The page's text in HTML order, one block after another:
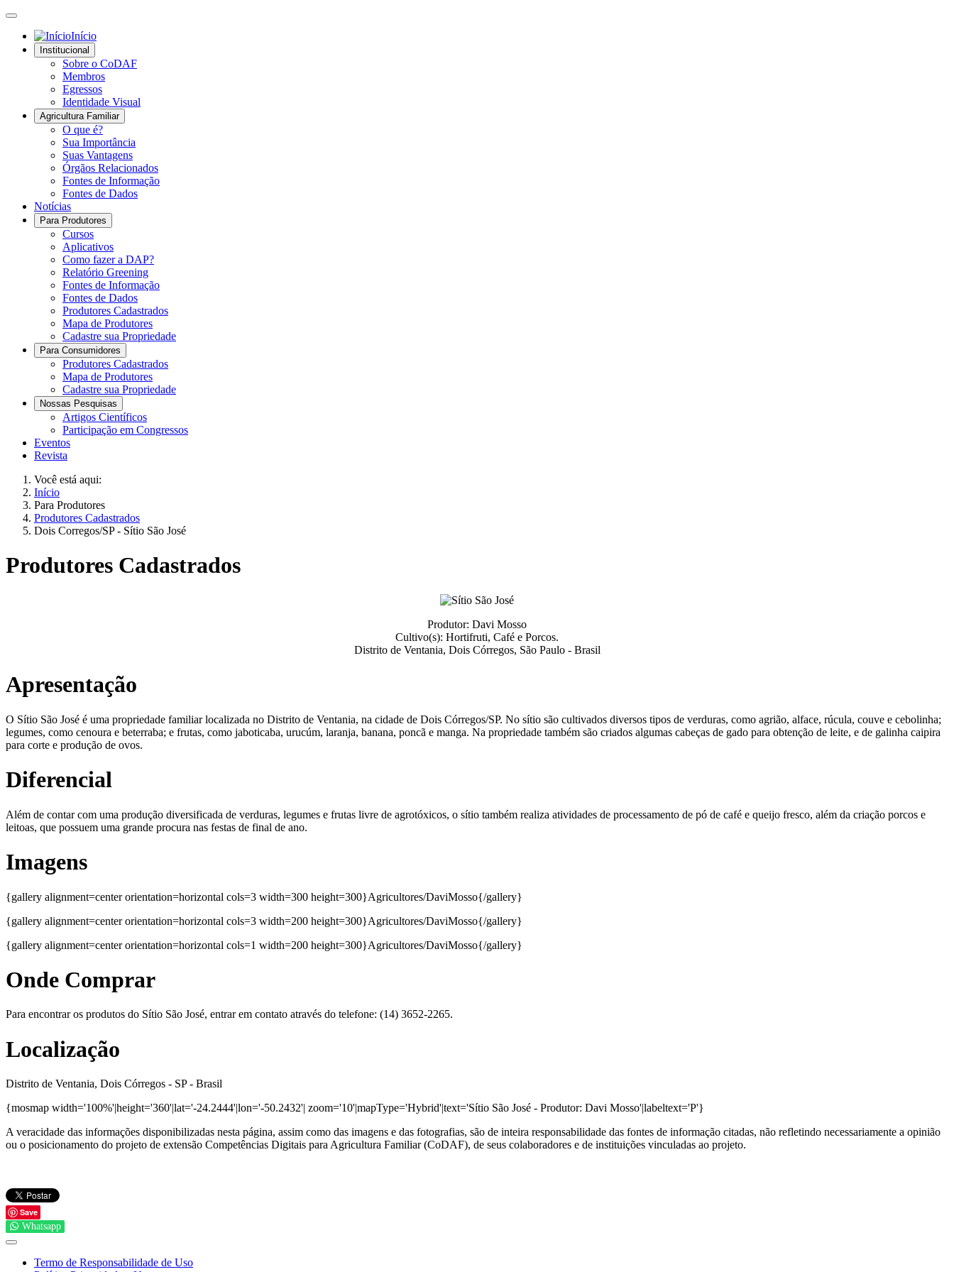
Início
Institucional
Sobre o CoDAF
Membros
Egressos
Identidade Visual
Agricultura Familiar
O que é?
Sua Importância
Suas Vantagens
Órgãos Relacionados
Fontes de Informação
Fontes de Dados
Notícias
Para Produtores
Cursos
Aplicativos
Como fazer a DAP?
Relatório Greening
Fontes de Informação
Fontes de Dados
Produtores Cadastrados
Mapa de Produtores
Cadastre sua Propriedade
Para Consumidores
Produtores Cadastrados
Mapa de Produtores
Cadastre sua Propriedade
Nossas Pesquisas
Artigos Científicos
Participação em Congressos
Eventos
Revista
Você está aqui:
Início
Para Produtores
Produtores Cadastrados
Dois Corregos/SP - Sítio São José
Produtores Cadastrados
Produtor: Davi Mosso
Cultivo(s): Hortifruti, Café e Porcos.
Distrito de Ventania, Dois Córregos, São Paulo - Brasil
Apresentação
O Sítio São José é uma propriedade familiar localizada no Distrito de Ventania, na cidade de Dois Córregos/SP. No sítio são cultivados diversos tipos de verduras, como agrião, alface, rúcula, couve e cebolinha;
legumes, como cenoura e beterraba; e frutas, como jaboticaba, urucúm, laranja, banana, poncã e manga. Na propriedade também são criados algumas cabeças de gado para obtenção de leite, e de galinha caipira
para corte e produção de ovos.
Diferencial
Além de contar com uma produção diversificada de verduras, legumes e frutas livre de agrotóxicos, o sítio também realiza atividades de processamento de pó de café e queijo fresco, além da criação porcos e
leitoas, que possuem uma grande procura nas festas de final de ano.
Imagens
{gallery alignment=center orientation=horizontal cols=3 width=300 height=300}Agricultores/DaviMosso{/gallery}
{gallery alignment=center orientation=horizontal cols=3 width=200 height=300}Agricultores/DaviMosso{/gallery}
{gallery alignment=center orientation=horizontal cols=1 width=200 height=300}Agricultores/DaviMosso{/gallery}
Onde Comprar
Para encontrar os produtos do Sítio São José, entrar em contato através do telefone: (14) 3652-2265.
Localização
Distrito de Ventania, Dois Córregos - SP - Brasil
{mosmap width='100%'|height='360'|lat='-24.2444'|lon='-50.2432'| zoom='10'|mapType='Hybrid'|text='Sítio São José - Produtor: Davi Mosso'|labeltext='P'}
A veracidade das informações disponibilizadas nesta página, assim como das imagens e das fotografias, são de inteira responsabilidade das fontes de informação citadas, não refletindo necessariamente a opinião
ou o posicionamento do projeto de extensão Competências Digitais para Agricultura Familiar (CoDAF), de seus colaboradores e de instituições vinculadas ao projeto.
Save
Whatsapp
Termo de Responsabilidade de Uso